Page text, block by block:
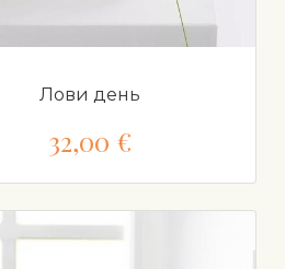
Лови день
32,00 €